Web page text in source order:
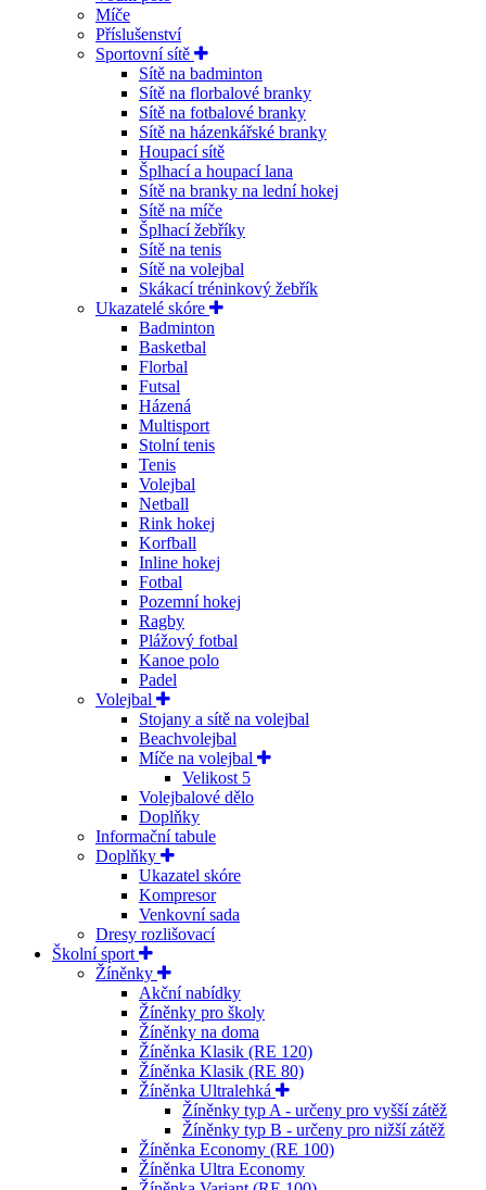
Míče
Příslušenství
Sportovní sítě
Sítě na badminton
Sítě na florbalové branky
Sítě na fotbalové branky
Sítě na házenkářské branky
Houpací sítě
Šplhací a houpací lana
Sítě na branky na lední hokej
Sítě na míče
Šplhací žebříky
Sítě na tenis
Sítě na volejbal
Skákací tréninkový žebřík
Ukazatelé skóre
Badminton
Basketbal
Florbal
Futsal
Házená
Multisport
Stolní tenis
Tenis
Volejbal
Netball
Rink hokej
Korfball
Inline hokej
Fotbal
Pozemní hokej
Ragby
Plážový fotbal
Kanoe polo
Padel
Volejbal
Stojany a sítě na volejbal
Beachvolejbal
Míče na volejbal
Velikost 5
Volejbalové dělo
Doplňky
Informační tabule
Doplňky
Ukazatel skóre
Kompresor
Venkovní sada
Dresy rozlišovací
Školní sport
Žíněnky
Akční nabídky
Žíněnky pro školy
Žíněnky na doma
Žíněnka Klasik (RE 120)
Žíněnka Klasik (RE 80)
Žíněnka Ultralehká
Žíněnky typ A - určeny pro vyšší zátěž
Žíněnky typ B - určeny pro nižší zátěž
Žíněnka Economy (RE 100)
Žíněnka Ultra Economy